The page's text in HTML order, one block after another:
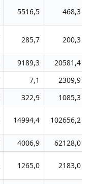
5516,5 468,3
285,7 200,3
9189,3
20581,4
7,1
2309,9
322,9
1085,3
14994,4 102656,2
4006,9
62128,0
1265,0 2183,0